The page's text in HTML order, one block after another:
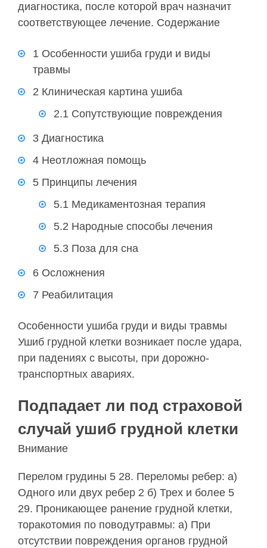
диагностика, после которой врач назначит
соответствующее лечение. Содержание
1 Особенности ушиба груди и виды
травмы
2 Клиническая картина ушиба
2.1 Сопутствующие повреждения
3 Диагностика
4 Неотложная помощь
5 Принципы лечения
5.1 Медикаментозная терапия
5.2 Народные способы лечения
5.3 Поза для сна
6 Осложнения
7 Реабилитация
Особенности ушиба груди и виды травмы
Ушиб грудной клетки возникает после удара,
при падениях с высоты, при дорожно-
транспортных авариях.
Подпадает ли под страховой
случай ушиб грудной клетки
Внимание
Перелом грудины 5 28. Переломы ребер: а)
Одного или двух ребер 2 б) Трех и более 5
29. Проникающее ранение грудной клетки,
торакотомия по поводутравмы: а) При
отсутствии повреждения органов грудной